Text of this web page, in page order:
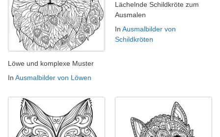
Löwe und komplexe Muster
In Ausmalbilder von Löwen
Lächelnde Schildkröte zum
Ausmalen
In Ausmalbilder von
Schildkröten